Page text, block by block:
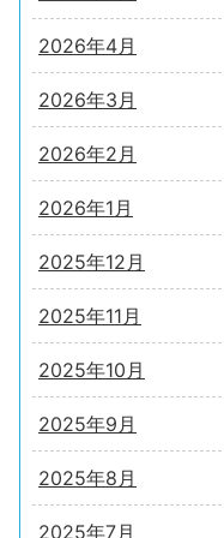
2026年4月
2026年3月
2026年2月
2026年1月
2025年12月
2025年11月
2025年10月
2025年9月
2025年8月
2025年7月